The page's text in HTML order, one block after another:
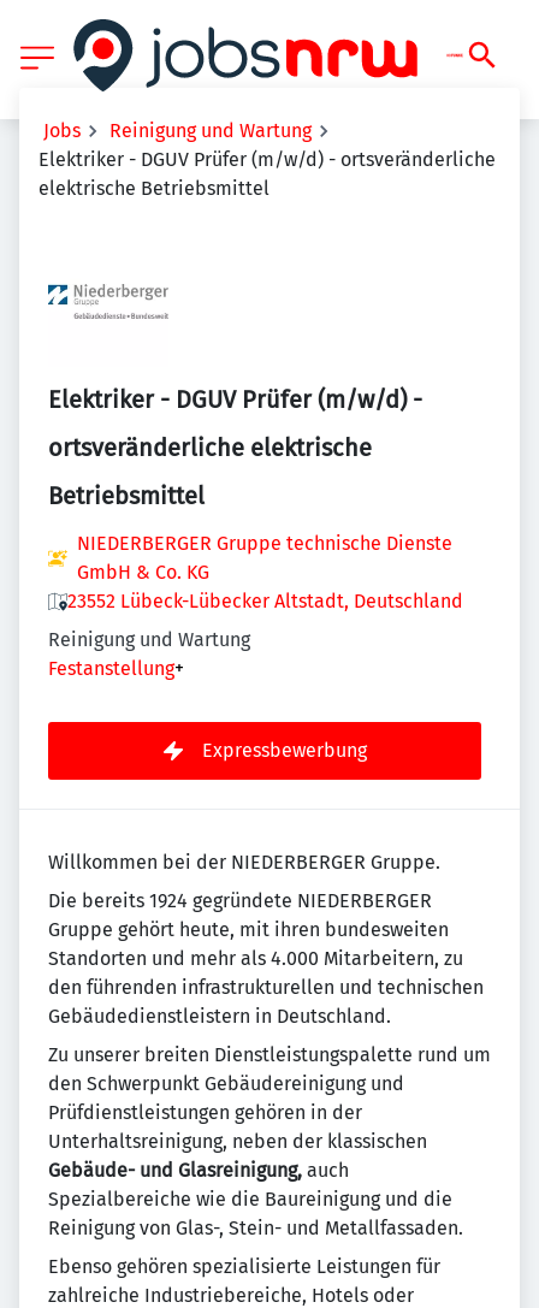
Jobs
Reinigung und Wartung
Elektriker - DGUV Prüfer (m/w/d) - ortsveränderliche
elektrische Betriebsmittel
Elektriker - DGUV Prüfer (m/w/d) -
ortsveränderliche elektrische
Betriebsmittel
NIEDERBERGER Gruppe technische Dienste
GmbH & Co. KG
23552 Lübeck-Lübecker Altstadt, Deutschland
Reinigung und Wartung
Festanstellung+
Expressbewerbung
Willkommen bei der NIEDERBERGER Gruppe.
Die bereits 1924 gegründete NIEDERBERGER
Gruppe gehört heute, mit ihren bundesweiten
Standorten und mehr als 4.000 Mitarbeitern, zu
den führenden infrastrukturellen und technischen
Gebäudedienstleistern in Deutschland.
Zu unserer breiten Dienstleistungspalette rund um
den Schwerpunkt Gebäudereinigung und
Prüfdienstleistungen gehören in der
Unterhaltsreinigung, neben der klassischen
Gebäude- und Glasreinigung, auch
Spezialbereiche wie die Baureinigung und die
Reinigung von Glas-, Stein- und Metallfassaden.
Ebenso gehören spezialisierte Leistungen für
zahlreiche Industriebereiche, Hotels oder